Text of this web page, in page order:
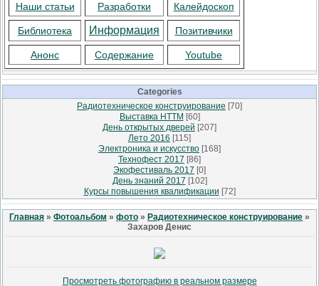
Наши статьи Разработки Калейдоскоп
Библиотека Информация Позитивчики
Анонс Содержание Youtube
Categories
Радиотехническое конструирование [70]
Выставка НТТМ [60]
День открытых дверей [207]
Лето 2016 [115]
Электроника и искусство [168]
Технофест 2017 [86]
Экофестиваль 2017 [0]
День знаний 2017 [102]
Курсы повышения квалификации [72]
Главная » Фотоальбом » фото » Радиотехническое конструирование »
Захаров Денис
Просмотреть фотографию в реальном размере